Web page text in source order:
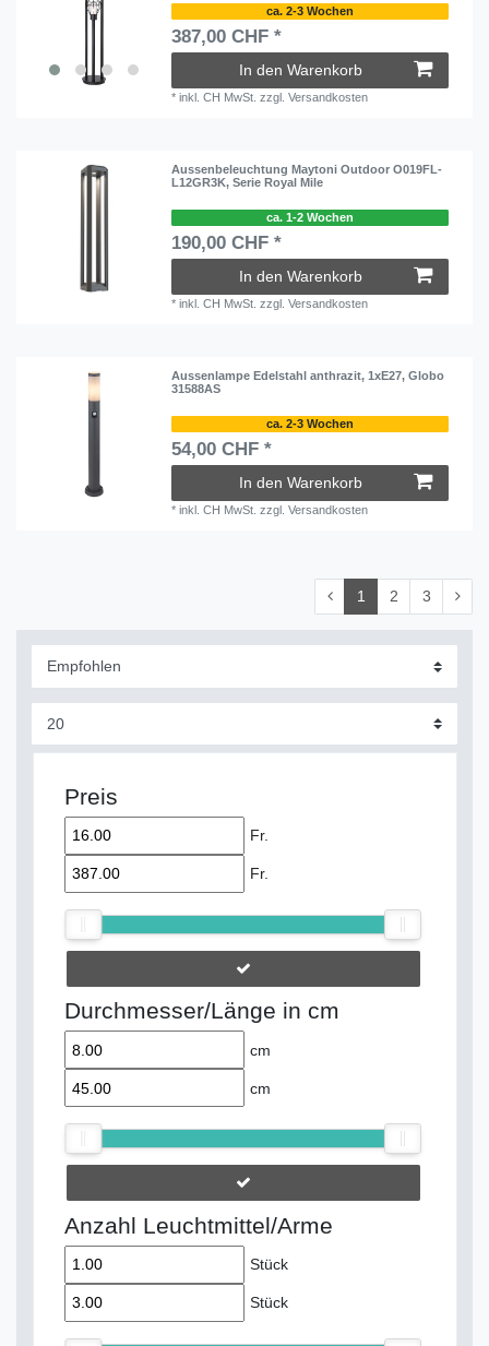
ca. 2-3 Wochen
387,00 CHF *
In den Warenkorb
*inkl. CH MwSt. zzgl.Versandkosten
Aussenbeleuchtung Maytoni Outdoor O019FL-
L12GR3K, Serie Royal Mile
ca. 1-2 Wochen
190,00 CHF *
In den Warenkorb
*inkl. CH MwSt. zzgl.Versandkosten
Aussenlampe Edelstahl anthrazit, 1xE27, Globo
31588AS
ca. 2-3 Wochen
54,00 CHF *
In den Warenkorb
*inkl. CH MwSt. zzgl.Versandkosten
1 2 3
Preis
Fr.
Fr.
Durchmesser/Länge in cm
cm
cm
Anzahl Leuchtmittel/Arme
Stück
Stück